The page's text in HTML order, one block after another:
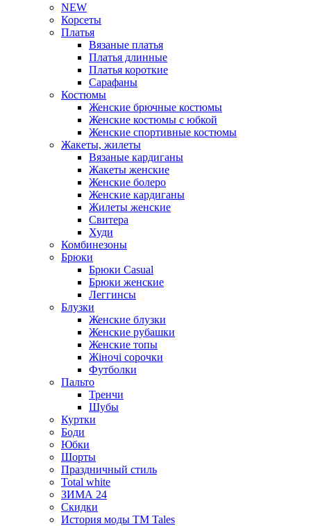
NEW
Корсеты
Платья
Вязаные платья
Платья длинные
Платья короткие
Сарафаны
Костюмы
Женские брючные костюмы
Женские костюмы с юбкой
Женские спортивные костюмы
Жакеты, жилеты
Вязаные кардиганы
Жакеты женские
Женские болеро
Женские кардиганы
Жилеты женские
Свитера
Худи
Комбинезоны
Брюки
Брюки Casual
Брюки женские
Леггинсы
Блузки
Женские блузки
Женские рубашки
Женские топы
Жіночі сорочки
Футболки
Пальто
Тренчи
Шубы
Куртки
Боди
Юбки
Шорты
Праздничный стиль
Total white
ЗИМА 24
Скидки
История моды ТМ Tales